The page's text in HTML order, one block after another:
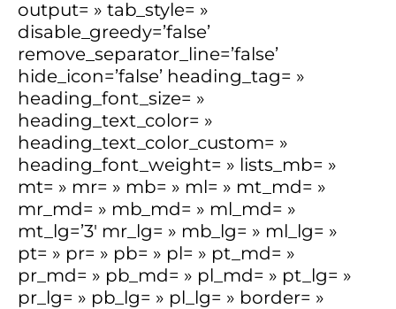
output= » tab_style= »
disable_greedy=’false’
remove_separator_line=’false’
hide_icon=’false’ heading_tag= »
heading_font_size= »
heading_text_color= »
heading_text_color_custom= »
heading_font_weight= » lists_mb= »
mt= » mr= » mb= » ml= » mt_md= »
mr_md= » mb_md= » ml_md= »
mt_lg=’3′ mr_lg= » mb_lg= » ml_lg= »
pt= » pr= » pb= » pl= » pt_md= »
pr_md= » pb_md= » pl_md= » pt_lg= »
pr_lg= » pb_lg= » pl_lg= » border= »